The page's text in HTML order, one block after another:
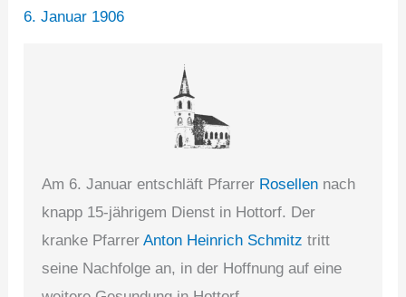
6. Januar 1906
Am 6. Januar entschläft Pfarrer Rosellen nach
knapp 15-jährigem Dienst in Hottorf. Der
kranke PfarrerAnton Heinrich Schmitz tritt
seine Nachfolge an, in der Hoffnung auf eine